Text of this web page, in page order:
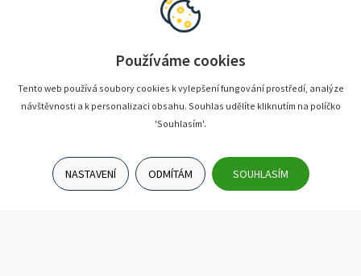
Používáme cookies
Tento web používá soubory cookies k vylepšení fungování prostředí, analýze
návštěvnosti a k personalizaci obsahu. Souhlas udělíte kliknutím na políčko
'Souhlasím'.
NASTAVENÍ ODMÍTÁM SOUHLASÍM